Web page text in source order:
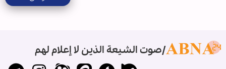
صوت الشيعة الذين لا إعلام لهم